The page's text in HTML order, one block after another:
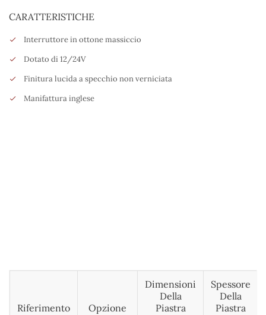
CARATTERISTICHE
Interruttore in ottone massiccio
Dotato di 12/24V
Finitura lucida a specchio non verniciata
Manifattura inglese
Riferimento Opzione
Dimensioni
Della
Piastra
Spessore
Della
Piastra